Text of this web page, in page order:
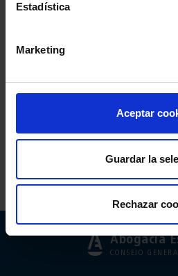
Estadística
Marketing
Aceptar
Guardar la
Rechazar
Comparte:
Abogacía
CONSEJO